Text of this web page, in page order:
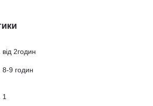
від 2годин
8-9 годин
1